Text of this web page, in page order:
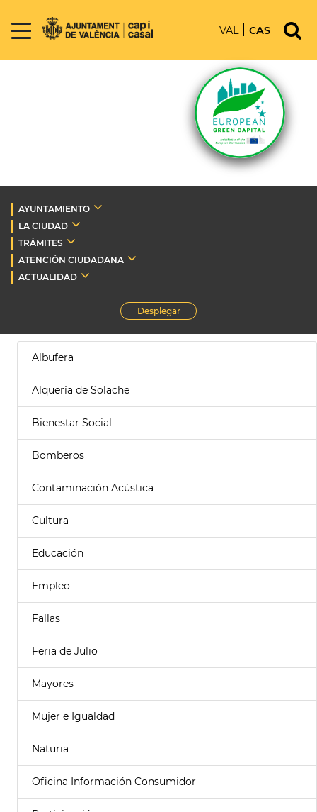
VAL CAS
AYUNTAMIENTO
LA CIUDAD
TRÁMITES
ATENCIÓN CIUDADANA
ACTUALIDAD
Desplegar
Albufera
Alquería de Solache
Bienestar Social
Bomberos
Contaminación Acústica
Cultura
Educación
Empleo
Fallas
Feria de Julio
Mayores
Mujer e Igualdad
Naturia
Oficina Información Consumidor